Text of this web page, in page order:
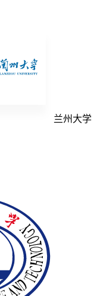
兰州大学